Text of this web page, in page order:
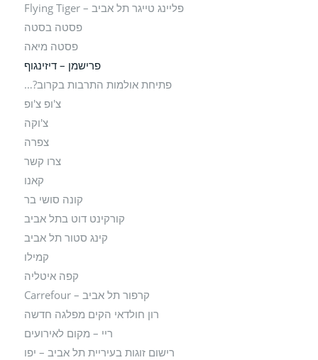
פליינג טייגר תל אביב – Flying Tiger
פסטה בסטה
פסטה מיאה
פרישמן – דיזינגוף
פתיחת אולמות התרבות בקרוב?…
צ'ופ צ'ופ
צ'וקה
צפרה
צרו קשר
קאנו
קונה סושי בר
קורקינט דוט בתל אביב
קינג סטור תל אביב
קמילו
קפה איטליה
קרפור תל אביב – Carrefour
רון חולדאי הקים מפלגה חדשה
ריי – מקום לאירועים
רישום זוגות בעיריית תל אביב – יפו